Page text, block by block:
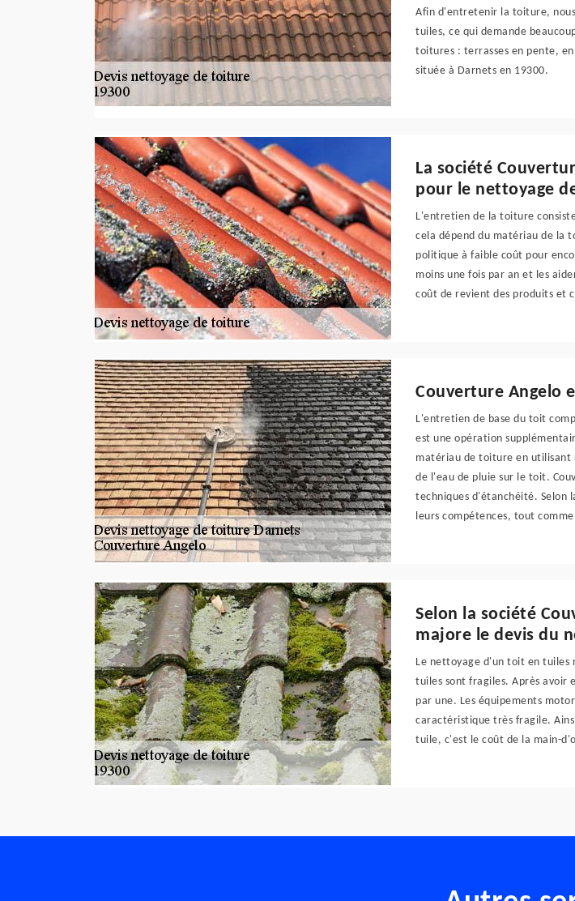
Afin d'entretenir la toiture,
tuiles, ce qui demande
toitures : terrasses en pente,
située à Darnets en 19300.
La société
pour le nettoyage
L'entretien de la toiture
cela dépend du matériau de la
politique à faible coût pour
moins une fois par an et les
coût de revient des produits et
Couverture Angelo
L'entretien de base du toit
est une opération
matériau de toiture en utilisant
de l'eau de pluie sur le toit.
techniques d'étanchéité. Selon
leurs compétences, tout
Selon la société
majore le devis du
Le nettoyage d'un toit en tuiles
tuiles sont fragiles. Après avoir
par une. Les équipements
caractéristique très fragile.
tuile, c'est le coût de la main-